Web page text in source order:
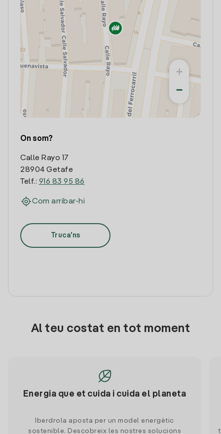
+
−
On som?
Calle Rayo 17
28904 Getafe
Telf.: 916 83 95 86
Com arribar-hi
Truca'ns
Al teu costat en tot moment
Energia que et cuida i cuida el planeta
Iberdrola aposta per un model energètic
sostenible. Descobreix les nostres solucions